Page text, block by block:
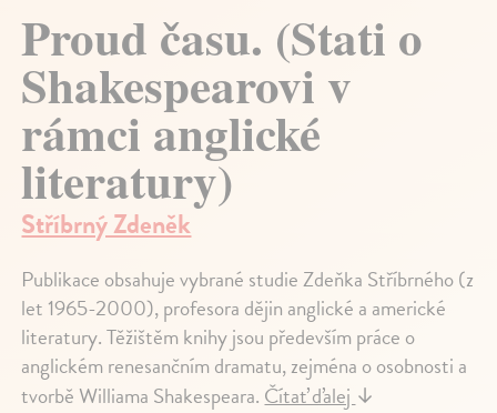
Proud času. (Stati o
Shakespearovi v
rámci anglické
literatury)
Stříbrný Zdeněk
Publikace obsahuje vybrané studie Zdeňka Stříbrného (z
let 1965-2000), profesora dějin anglické a americké
literatury. Těžištěm knihy jsou především práce o
anglickém renesančním dramatu, zejména o osobnosti a
tvorbě Williama Shakespeara. Čítať ďalej ↓